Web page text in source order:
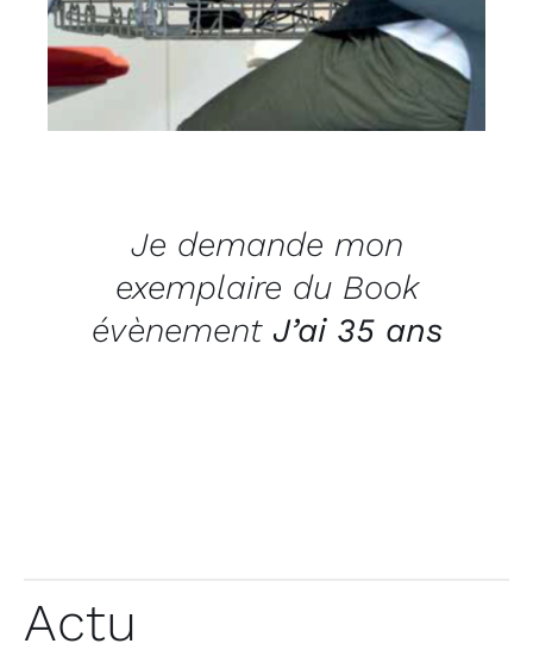
Je demande mon
exemplaire du Book
évènement J’ai 35 ans
Actu